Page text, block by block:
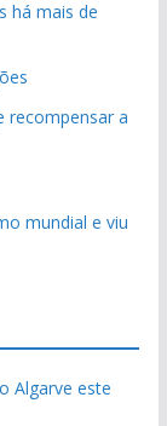
há mais de
recompensar a
mundial e viu
Algarve este